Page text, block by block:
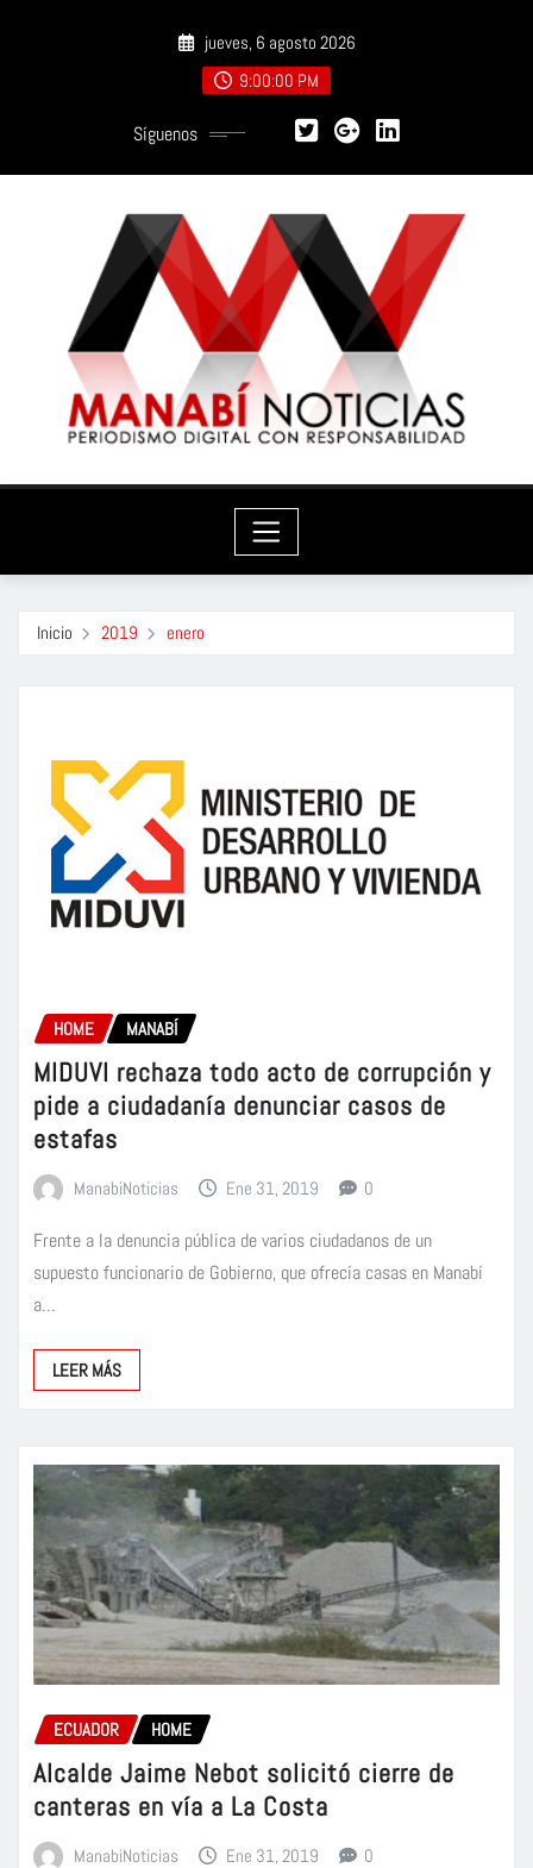
jueves, 6 agosto 2026
9:00:01 PM
Síguenos
Inicio 2019 enero
HOME MANABÍ
MIDUVI rechaza todo acto de corrupción y
pide a ciudadanía denunciar casos de
estafas
ManabiNoticias Ene 31, 2019 0
Frente a la denuncia pública de varios ciudadanos de un
supuesto funcionario de Gobierno, que ofrecía casas en Manabí
a…
LEER MÁS
ECUADOR HOME
Alcalde Jaime Nebot solicitó cierre de
canteras en vía a La Costa
ManabiNoticias Ene 31, 2019 0